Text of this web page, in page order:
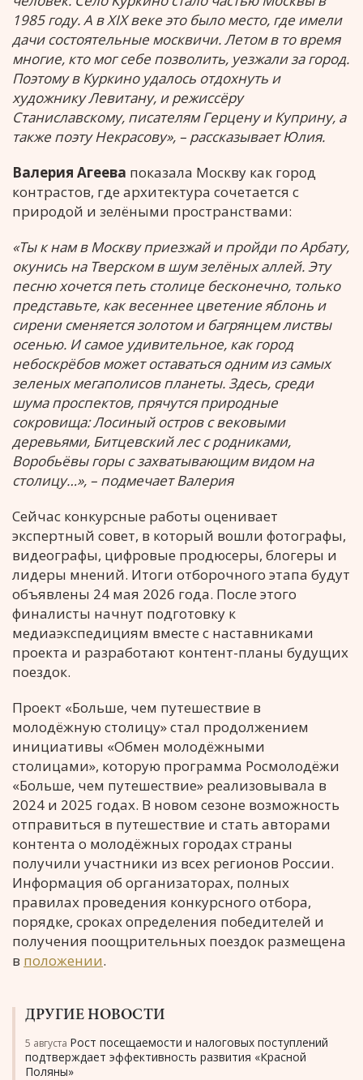
1985 году. А в XIX веке это было место, где имели
дачи состоятельные москвичи. Летом в то время
многие, кто мог себе позволить, уезжали за город.
Поэтому в Куркино удалось отдохнуть и
художнику Левитану, и режиссёру
Станиславскому, писателям Герцену и Куприну, а
также поэту Некрасову», – рассказывает Юлия.
Валерия Агеева показала Москву как город
контрастов, где архитектура сочетается с
природой и зелёными пространствами:
«Ты к нам в Москву приезжай и пройди по Арбату,
окунись на Тверском в шум зелёных аллей. Эту
песню хочется петь столице бесконечно, только
представьте, как весеннее цветение яблонь и
сирени сменяется золотом и багрянцем листвы
осенью. И самое удивительное, как город
небоскрёбов может оставаться одним из самых
зеленых мегаполисов планеты. Здесь, среди
шума проспектов, прячутся природные
сокровища: Лосиный остров с вековыми
деревьями, Битцевский лес с родниками,
Воробьёвы горы с захватывающим видом на
столицу…», – подмечает Валерия
Сейчас конкурсные работы оценивает
экспертный совет, в который вошли фотографы,
видеографы, цифровые продюсеры, блогеры и
лидеры мнений. Итоги отборочного этапа будут
объявлены 24 мая 2026 года. После этого
финалисты начнут подготовку к
медиаэкспедициям вместе с наставниками
проекта и разработают контент-планы будущих
поездок.
Проект «Больше, чем путешествие в
молодёжную столицу» стал продолжением
инициативы «Обмен молодёжными
столицами», которую программа Росмолодёжи
«Больше, чем путешествие» реализовывала в
2024 и 2025 годах. В новом сезоне возможность
отправиться в путешествие и стать авторами
контента о молодёжных городах страны
получили участники из всех регионов России.
Информация об организаторах, полных
правилах проведения конкурсного отбора,
порядке, сроках определения победителей и
получения поощрительных поездок размещена
в положении.
ДРУГИЕ НОВОСТИ
5 августа Рост посещаемости и налоговых поступлений
подтверждает эффективность развития «Красной
Поляны»